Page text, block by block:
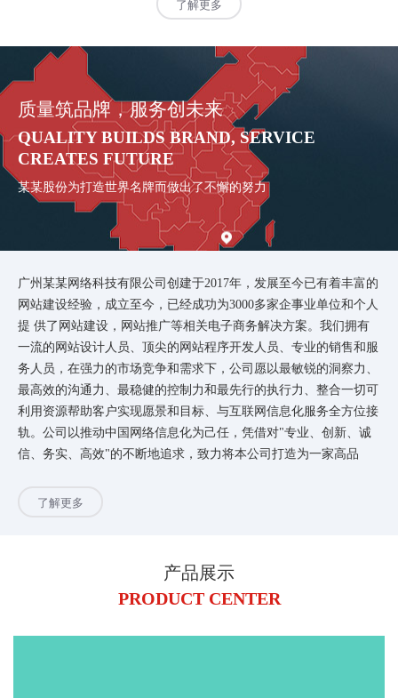
了解更多
质量筑品牌，服务创未来
QUALITY BUILDS BRAND, SERVICE
CREATES FUTURE
某某股份为打造世界名牌而做出了不懈的努力
广州某某网络科技有限公司创建于2017年，发展至今已有着丰富的
网站建设经验，成立至今，已经成功为3000多家企事业单位和个人
提 供了网站建设，网站推广等相关电子商务解决方案。我们拥有
一流的网站设计人员、顶尖的网站程序开发人员、专业的销售和服
务人员，在强力的市场竞争和需求下，公司愿以最敏锐的洞察力、
最高效的沟通力、最稳健的控制力和最先行的执行力、整合一切可
利用资源帮助客户实现愿景和目标、与互联网信息化服务全方位接
轨。公司以推动中国网络信息化为己任，凭借对"专业、创新、诚
信、务实、高效"的不断地追求，致力将本公司打造为一家高品
了解更多
产品展示
PRODUCT CENTER